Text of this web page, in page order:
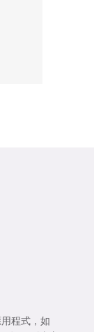
程式，如